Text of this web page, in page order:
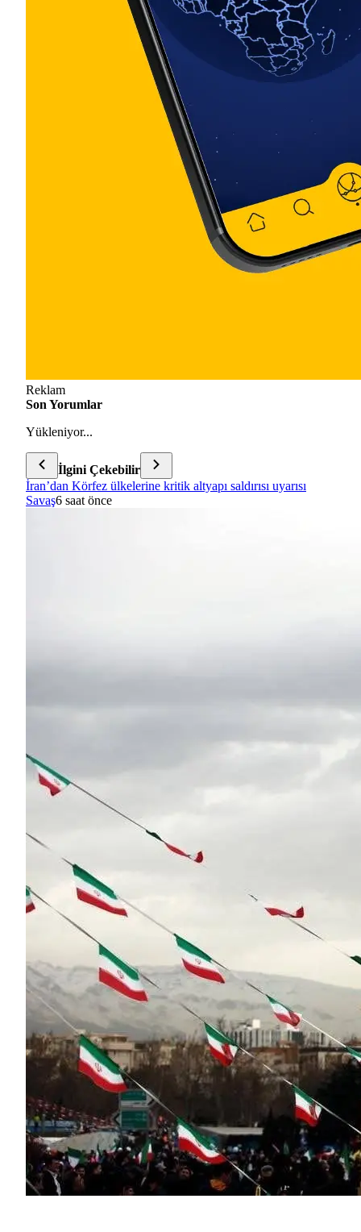
Reklam
Son Yorumlar
Yükleniyor...
İlgini Çekebilir
İran’dan Körfez ülkelerine kritik altyapı saldırısı uyarısı
Savaş6 saat önce